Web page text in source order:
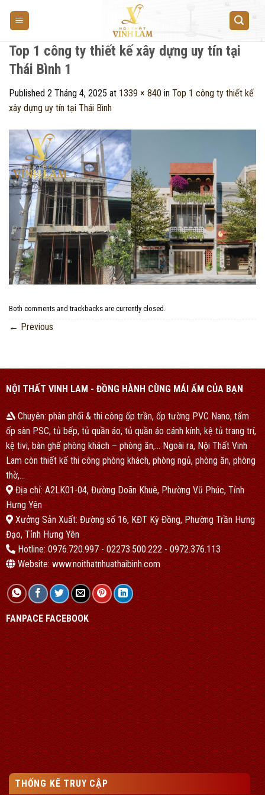
Top 1 công ty thiết kế xây dựng uy tín tại
Thái Bình 1
Published 2 Tháng 4, 2025 at 1339 × 840 in Top 1 công ty thiết kế
xây dựng uy tín tại Thái Bình
Both comments and trackbacks are currently closed.
← Previous
NỘI THẤT VINH LAM - ĐỒNG HÀNH CÙNG MÁI ẤM CỦA BẠN
Chuyên: phân phối & thi công ốp trần, ốp tường PVC Nano, tấm
ốp sàn PSC, tủ bếp, tủ quần áo, tủ quần áo cánh kính, kệ tủ trang trí,
kệ tivi, bàn ghế phòng khách – phòng ăn,… Ngoài ra, Nội Thất Vinh
Lam còn thiết kế thi công phòng khách, phòng ngủ, phòng ăn, phòng
thờ,…
Địa chỉ: A2LK01-04, Đường Doãn Khuê, Phường Vũ Phúc, Tỉnh
Hưng Yên
Xưởng Sản Xuất: Đường số 16, KĐT Kỳ Đồng, Phường Trần Hưng
Đạo, Tỉnh Hưng Yên
Hotline: 0976.720.997 - 02273.500.222 - 0972.376.113
Website: www.noithatnhuathaibinh.com
FANPACE FACEBOOK
THỐNG KÊ TRUY CẬP